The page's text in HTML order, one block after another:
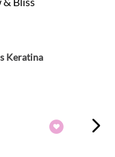
Keratina